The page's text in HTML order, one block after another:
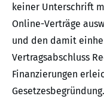
keiner Unterschrift
Online-Verträge
und den damit
Vertragsabschluss
Finanzierungen
Gesetzesbegründung.